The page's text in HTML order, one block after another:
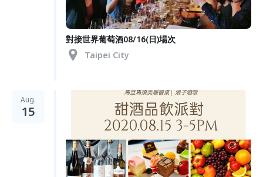
對接世界葡萄酒08/16(日)場次
Taipei City
Aug.
15